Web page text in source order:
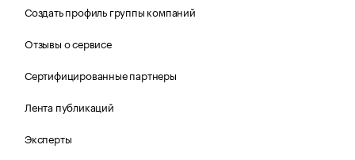
Создать профиль группы компаний
Отзывы о сервисе
Сертифицированные партнеры
Лента публикаций
Эксперты